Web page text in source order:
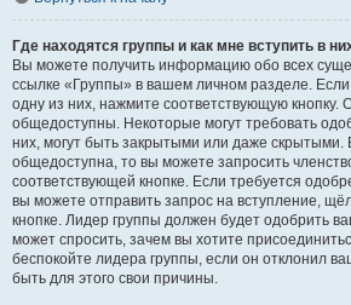
Где находятся группы и как мне вступить в
Вы можете получить информацию обо всех
ссылке «Группы» в вашем личном разделе. Если
одну из них, нажмите соответствующую кнопку.
общедоступны. Некоторые могут требовать
них, могут быть закрытыми или даже скрытыми.
общедоступна, то вы можете запросить
соответствующей кнопке. Если требуется
вы можете отправить запрос на вступление,
кнопке. Лидер группы должен будет одобрить
может спросить, зачем вы хотите
беспокойте лидера группы, если он отклонил
быть для этого свои причины.